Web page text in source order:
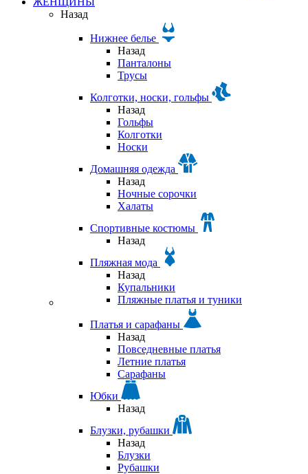
Назад
Нижнее белье
Назад
Панталоны
Трусы
Колготки, носки, гольфы
Назад
Гольфы
Колготки
Носки
Домашняя одежда
Назад
Ночные сорочки
Халаты
Спортивные костюмы
Назад
Пляжная мода
Назад
Купальники
Пляжные платья и туники
Платья и сарафаны
Назад
Повседневные платья
Летние платья
Сарафаны
Юбки
Назад
Блузки, рубашки
Назад
Блузки
Рубашки